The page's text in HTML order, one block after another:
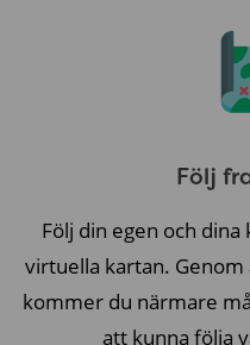
Följ
Följ din egen och
virtuella kartan.
kommer du närmare
att kunna följa